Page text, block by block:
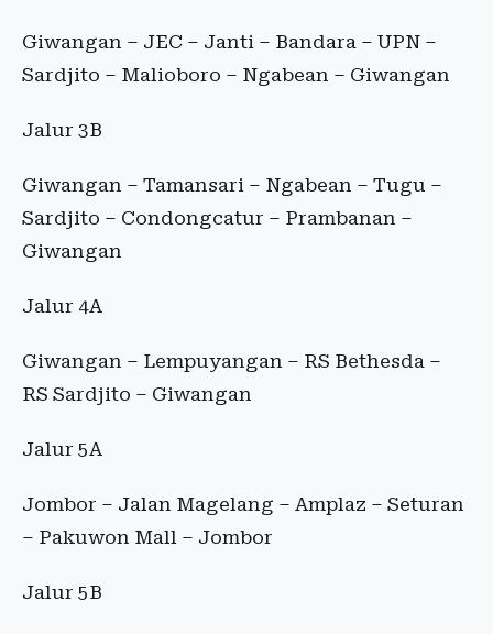
Giwangan – JEC – Janti – Bandara – UPN –
Sardjito – Malioboro – Ngabean – Giwangan
Jalur 3B
Giwangan – Tamansari – Ngabean – Tugu –
Sardjito – Condongcatur – Prambanan –
Giwangan
Jalur 4A
Giwangan – Lempuyangan – RS Bethesda –
RS Sardjito – Giwangan
Jalur 5A
Jombor – Jalan Magelang – Amplaz – Seturan
– Pakuwon Mall – Jombor
Jalur 5B